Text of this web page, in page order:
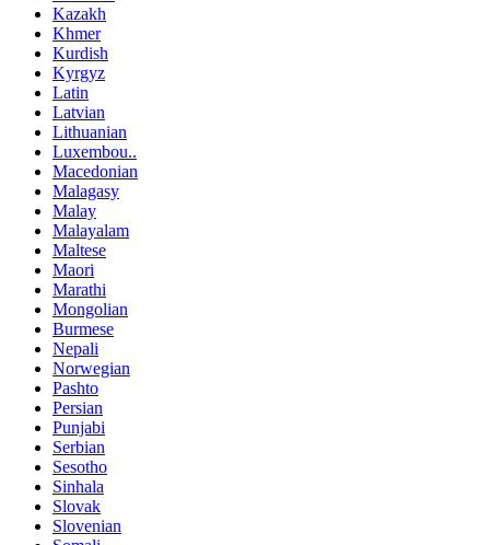
Kazakh
Khmer
Kurdish
Kyrgyz
Latin
Latvian
Lithuanian
Luxembou..
Macedonian
Malagasy
Malay
Malayalam
Maltese
Maori
Marathi
Mongolian
Burmese
Nepali
Norwegian
Pashto
Persian
Punjabi
Serbian
Sesotho
Sinhala
Slovak
Slovenian